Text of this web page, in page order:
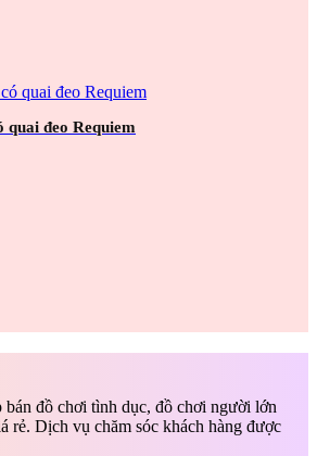
quai đeo Requiem
đồ chơi tình dục, đồ chơi người lớn
rẻ. Dịch vụ chăm sóc khách hàng được